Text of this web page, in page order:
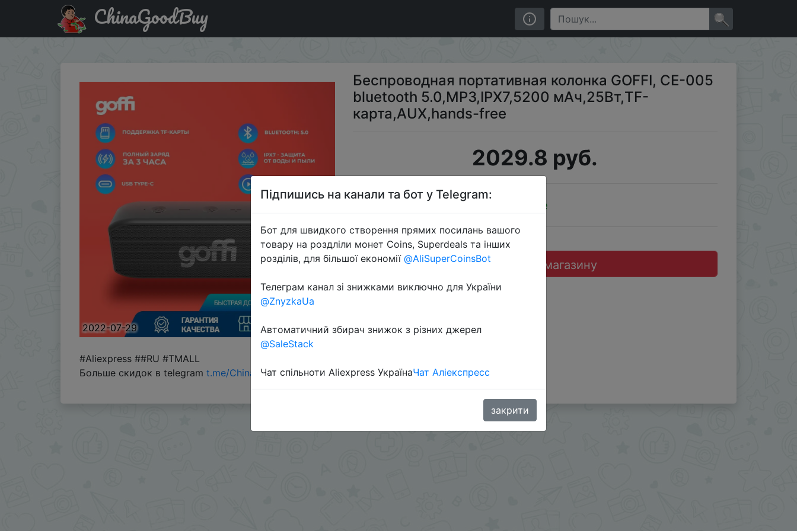
Придбати по знижці Беспроводная портативная колонка GOFFI, CE-005 bluetooth 5.0,MP3,IPX7,5200 мАч,25Вт,TF-карта,AUX,hands-free
ChinaGoodBuy
2022-07-29
Беспроводная портативная колонка GOFFI, CE-005
bluetooth 5.0,MP3,IPX7,5200 мАч,25Вт,TF-
карта,AUX,hands-free
2029.8 руб.
Sale
Перейти до магазину
#Aliexpress ##RU #TMALL
Больше скидок в telegram t.me/ChinaGoodBuy
Підпишись на канали та бот у Telegram:
Бот для швидкого створення прямих посилань вашого
товару на роздліли монет Coins, Superdeals та інших
розділів, для більшої економії @AliSuperCoinsBot
Телеграм канал зі знижками виключно для України
@ZnyzkaUa
Автоматичний збирач знижок з різних джерел
@SaleStack
Чат спільноти Aliexpress УкраїнаЧат Аліекспресс
закрити